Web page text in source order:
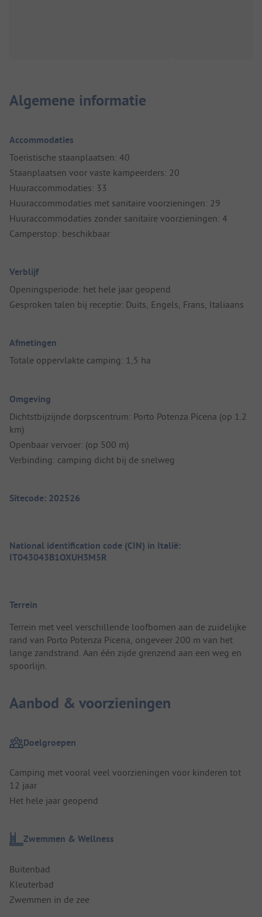
Algemene informatie
Accommodaties
Toeristische staanplaatsen: 40
Staanplaatsen voor vaste kampeerders: 20
Huuraccommodaties: 33
Huuraccommodaties met sanitaire voorzieningen: 29
Huuraccommodaties zonder sanitaire voorzieningen: 4
Camperstop: beschikbaar
Verblijf
Openingsperiode: het hele jaar geopend
Gesproken talen bij receptie: Duits, Engels, Frans, Italiaans
Afmetingen
Totale oppervlakte camping: 1,5 ha
Omgeving
Dichtstbijzijnde dorpscentrum: Porto Potenza Picena (op 1.2
km)
Openbaar vervoer: (op 500 m)
Verbinding: camping dicht bij de snelweg
Sitecode: 202526
National identification code (CIN) in Italië:
IT043043B1OXUH3M5R
Terrein
Terrein met veel verschillende loofbomen aan de zuidelijke
rand van Porto Potenza Picena, ongeveer 200 m van het
lange zandstrand. Aan één zijde grenzend aan een weg en
spoorlijn.
Aanbod & voorzieningen
Doelgroepen
Camping met vooral veel voorzieningen voor kinderen tot
12 jaar
Het hele jaar geopend
Zwemmen & Wellness
Buitenbad
Kleuterbad
Zwemmen in de zee